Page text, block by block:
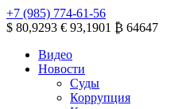
+7 (985) 774-61-56
$ 80,9293 € 93,1901 ₿ 64647
Видео
Новости
Суды
Коррупция